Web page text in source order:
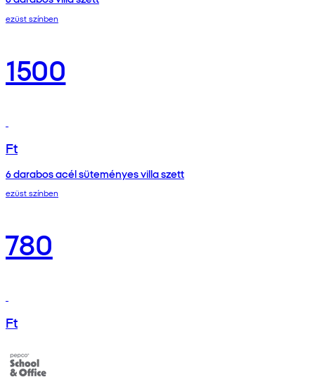
ezüst színben
1500
Ft
6 darabos acél süteményes villa szett
ezüst színben
780
Ft